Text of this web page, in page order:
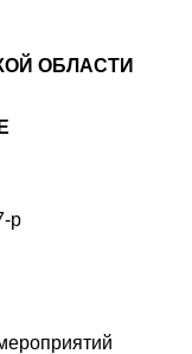
ОБЛАСТИ
р